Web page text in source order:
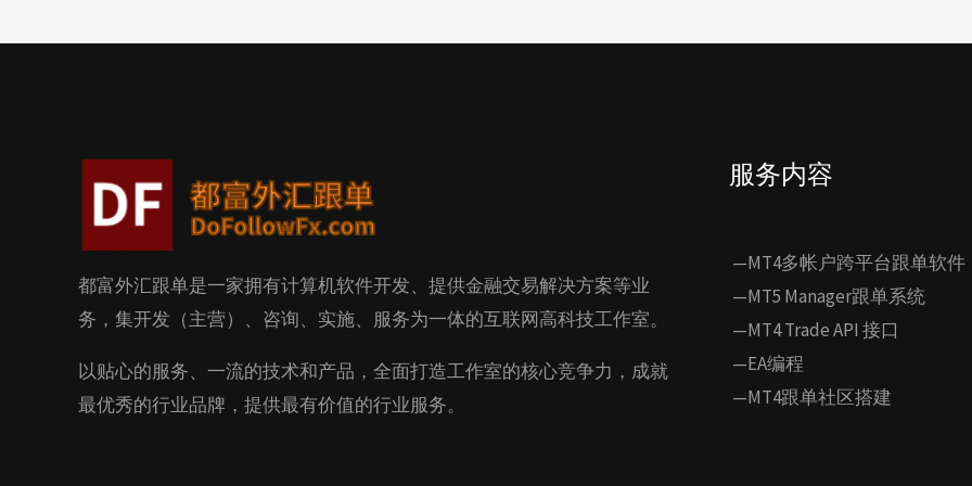
都富外汇跟单是一家拥有计算机软件开发、提供金融交易解决方案等业
务，集开发（主营）、咨询、实施、服务为一体的互联网高科技工作室。
以贴心的服务、一流的技术和产品，全面打造工作室的核心竞争力，成就
最优秀的行业品牌，提供最有价值的行业服务。
服务内容
—MT4多帐户跨平台跟单软件
—MT5 Manager跟单系统
—MT4 Trade API 接口
—EA编程
—MT4跟单社区搭建